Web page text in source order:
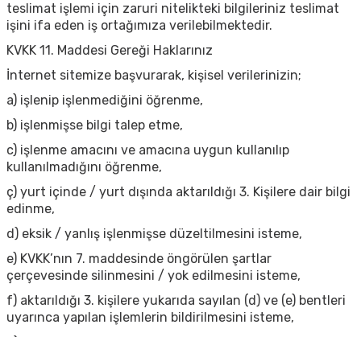
teslimat işlemi için zaruri nitelikteki bilgileriniz teslimat
işini ifa eden iş ortağımıza verilebilmektedir.
KVKK 11. Maddesi Gereği Haklarınız
İnternet sitemize başvurarak, kişisel verilerinizin;
a) işlenip işlenmediğini öğrenme,
b) işlenmişse bilgi talep etme,
c) işlenme amacını ve amacına uygun kullanılıp
kullanılmadığını öğrenme,
ç) yurt içinde / yurt dışında aktarıldığı 3. Kişilere dair bilgi
edinme,
d) eksik / yanlış işlenmişse düzeltilmesini isteme,
e) KVKK’nın 7. maddesinde öngörülen şartlar
çerçevesinde silinmesini / yok edilmesini isteme,
f) aktarıldığı 3. kişilere yukarıda sayılan (d) ve (e) bentleri
uyarınca yapılan işlemlerin bildirilmesini isteme,